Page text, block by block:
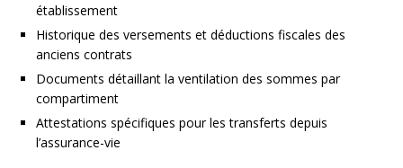
établissement
Historique des versements et déductions fiscales des
anciens contrats
Documents détaillant la ventilation des sommes par
compartiment
Attestations spécifiques pour les transferts depuis
l’assurance-vie